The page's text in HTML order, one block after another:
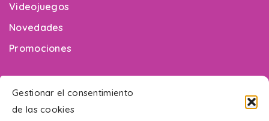
Gestionar el consentimiento
de las cookies
Videojuegos
Novedades
Promociones